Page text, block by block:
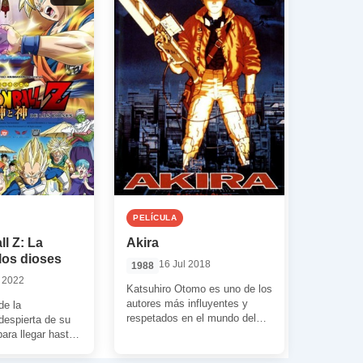
Z: La
dioses
la
de su
llegar hasta
PELÍCULA
Akira
1988 16 Jul 2018
Katsuhiro Otomo es uno de los
autores más influyentes y
respetados en el mundo del